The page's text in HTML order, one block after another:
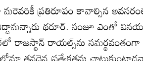
మరెవరికీ ప్రతిరూపం కావాల్సిన
థరూర్. సంజూ ఎంతో
రాజస్థాన్ రాయల్స్‌ను